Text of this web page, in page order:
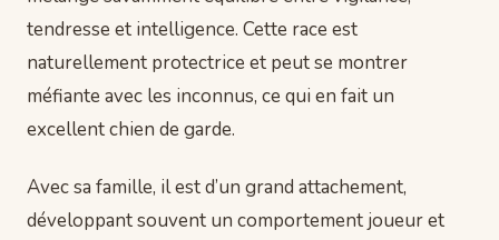
tendresse et intelligence. Cette race est
naturellement protectrice et peut se montrer
méfiante avec les inconnus, ce qui en fait un
excellent chien de garde.
Avec sa famille, il est d’un grand attachement,
développant souvent un comportement joueur et